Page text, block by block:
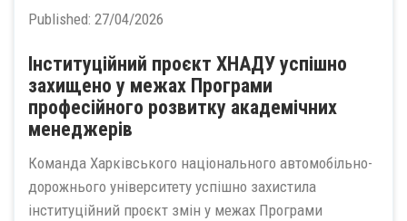
Published: 27/04/2026
Інституційний проєкт ХНАДУ успішно
захищено у межах Програми
професійного розвитку академічних
менеджерів
Команда Харківського національного автомобільно-
дорожнього університету успішно захистила
інституційний проєкт змін у межах Програми